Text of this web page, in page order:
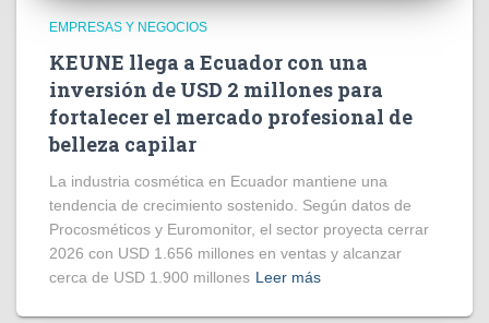
EMPRESAS Y NEGOCIOS
KEUNE llega a Ecuador con una
inversión de USD 2 millones para
fortalecer el mercado profesional de
belleza capilar
La industria cosmética en Ecuador mantiene una
tendencia de crecimiento sostenido. Según datos de
Procosméticos y Euromonitor, el sector proyecta cerrar
2026 con USD 1.656 millones en ventas y alcanzar
cerca de USD 1.900 millones Leer más